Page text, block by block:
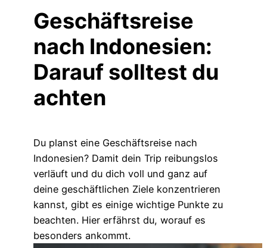
Geschäftsreise
nach Indonesien:
Darauf solltest du
achten
Du planst eine Geschäftsreise nach
Indonesien? Damit dein Trip reibungslos
verläuft und du dich voll und ganz auf
deine geschäftlichen Ziele konzentrieren
kannst, gibt es einige wichtige Punkte zu
beachten. Hier erfährst du, worauf es
besonders ankommt.